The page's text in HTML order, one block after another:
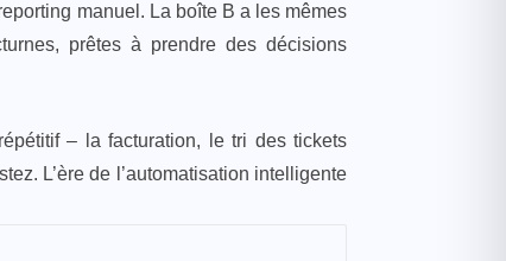
manuel. La boîte B a les mêmes
prêtes à prendre des décisions
– la facturation, le tri des tickets
L’ère de l’automatisation intelligente